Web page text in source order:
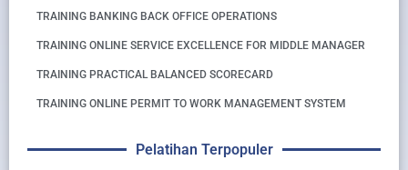
TRAINING BANKING BACK OFFICE OPERATIONS
TRAINING ONLINE SERVICE EXCELLENCE FOR MIDDLE MANAGER
TRAINING PRACTICAL BALANCED SCORECARD
TRAINING ONLINE PERMIT TO WORK MANAGEMENT SYSTEM
Pelatihan Terpopuler